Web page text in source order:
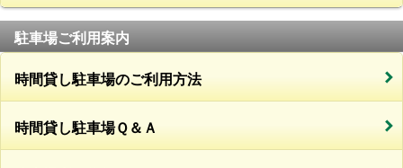
駐車場ご利用案内
時間貸し駐車場のご利用方法
時間貸し駐車場Ｑ＆Ａ